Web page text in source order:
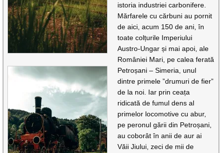
istoria industriei carbonifere.
Mărfarele cu cărbuni au pornit
de aici, acum 150 de ani, în
toate colțurile Imperiului
Austro-Ungar și mai apoi, ale
României Mari, pe calea ferată
Petroșani – Simeria, unul
dintre primele ”drumuri de fier”
de la noi. Iar prin ceața
ridicată de fumul dens al
primelor locomotive cu abur,
pe peronul gării din Petroșani,
au coborât în anii de aur ai
Văii Jiului, zeci de mii de